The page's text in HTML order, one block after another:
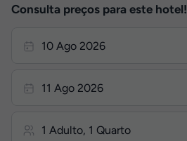
Consulta preços para este hotel!